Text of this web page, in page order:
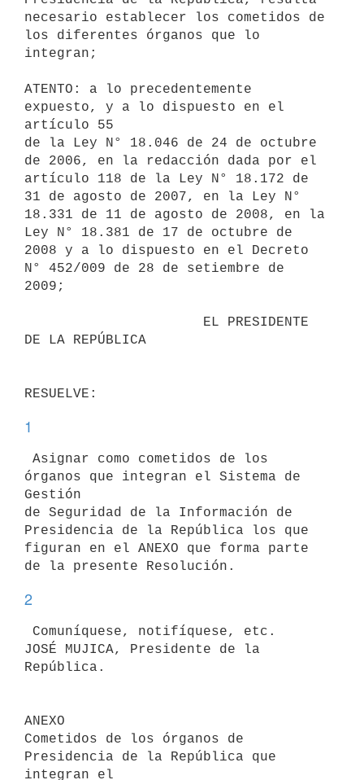
necesario establecer los cometidos de
los diferentes órganos que lo
integran;
ATENTO: a lo precedentemente
expuesto, y a lo dispuesto en el
artículo 55
de la Ley N° 18.046 de 24 de octubre
de 2006, en la redacción dada por el
artículo 118 de la Ley N° 18.172 de
31 de agosto de 2007, en la Ley N°
18.331 de 11 de agosto de 2008, en la
Ley N° 18.381 de 17 de octubre de
2008 y a lo dispuesto en el Decreto
N° 452/009 de 28 de setiembre de
2009;
DE LA REPÚBLICA
1
órganos que integran el Sistema de
Gestión
de Seguridad de la Información de
Presidencia de la República los que
figuran en el ANEXO que forma parte
2
JOSÉ MUJICA, Presidente de la
ANEXO
Cometidos de los órganos de
Presidencia de la República que
integran el